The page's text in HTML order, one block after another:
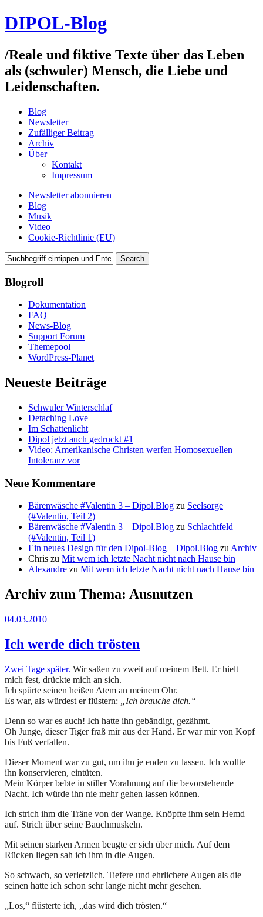
DIPOL-Blog
/Reale und fiktive Texte über das Leben
als (schwuler) Mensch, die Liebe und
Leidenschaften.
Blog
Newsletter
Zufälliger Beitrag
Archiv
Über
Kontakt
Impressum
Newsletter abonnieren
Blog
Musik
Video
Cookie-Richtlinie (EU)
Blogroll
Dokumentation
FAQ
News-Blog
Support Forum
Themepool
WordPress-Planet
Neueste Beiträge
Schwuler Winterschlaf
Detaching Love
Im Schattenlicht
Dipol jetzt auch gedruckt #1
Video: Amerikanische Christen werfen Homosexuellen
Intoleranz vor
Neue Kommentare
Bärenwäsche #Valentin 3 – Dipol.Blog zu Seelsorge
(#Valentin, Teil 2)
Bärenwäsche #Valentin 3 – Dipol.Blog zu Schlachtfeld
(#Valentin, Teil 1)
Ein neues Design für den Dipol-Blog – Dipol.Blog zuArchiv
Chris zu Mit wem ich letzte Nacht nicht nach Hause bin
Alexandre zu Mit wem ich letzte Nacht nicht nach Hause bin
Archiv zum Thema: Ausnutzen
04.03.2010
Ich werde dich trösten
Zwei Tage später. Wir saßen zu zweit auf meinem Bett. Er hielt
mich fest, drückte mich an sich.
Ich spürte seinen heißen Atem an meinem Ohr.
Es war, als würdest er flüstern:
„Ich brauche dich.“
Denn so war es auch! Ich hatte ihn gebändigt, gezähmt.
Oh Junge, dieser Tiger fraß mir aus der Hand. Er war mir von Kopf
bis Fuß verfallen.
Dieser Moment war zu gut, um ihn je enden zu lassen. Ich wollte
ihn konservieren, eintüten.
Mein Körper bebte in stiller Vorahnung auf die bevorstehende
Nacht. Ich würde ihn nie mehr gehen lassen können.
Ich strich ihm die Träne von der Wange. Knöpfte ihm sein Hemd
auf. Strich über seine Bauchmuskeln.
Mit seinen starken Armen beugte er sich über mich. Auf dem
Rücken liegen sah ich ihm in die Augen.
So schwach, so verletzlich. Tiefere und ehrlichere Augen als die
seinen hatte ich schon sehr lange nicht mehr gesehen.
„Los,“ flüsterte ich, „das wird dich trösten.“